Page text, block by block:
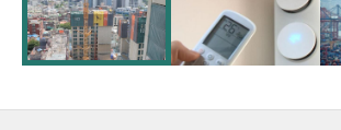
超が「ゾンビ企業」に…5年で2.8倍増